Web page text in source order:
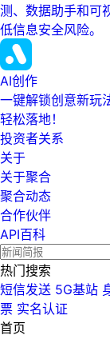
测、数据助手和可
低信息安全风险。
AI创作
一键解锁创意新玩
轻松落地！
投资者关系
关于
关于聚合
聚合动态
合作伙伴
API百科
热门搜索
短信发送 5G基站
票 实名认证
首页